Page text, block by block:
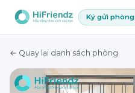
Ký gửi phòng
← Quay lại danh sách phòng